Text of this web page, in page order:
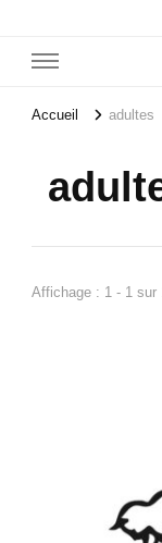
Accueil adultes
Affichage : 1 - 1 sur